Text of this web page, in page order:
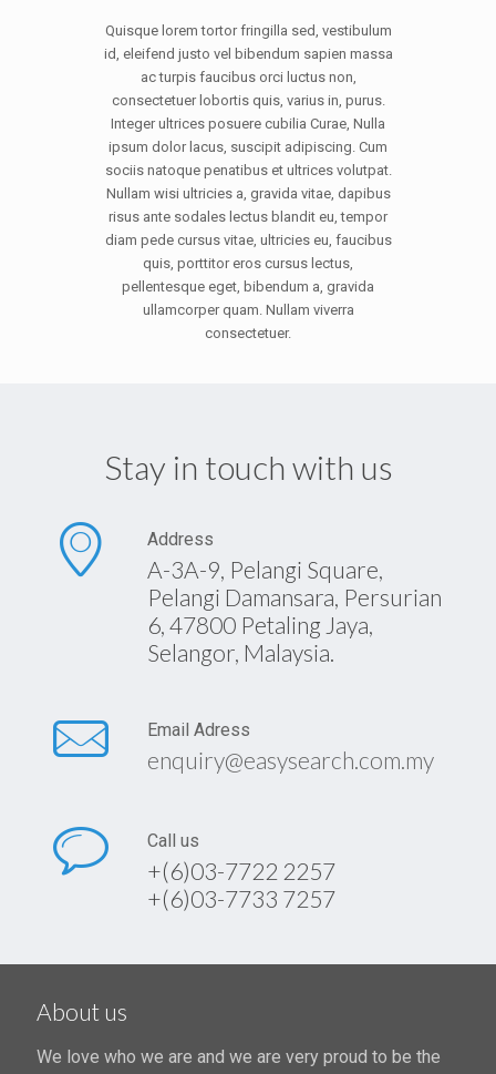
Quisque lorem tortor fringilla sed, vestibulum
id, eleifend justo vel bibendum sapien massa
ac turpis faucibus orci luctus non,
consectetuer lobortis quis, varius in, purus.
Integer ultrices posuere cubilia Curae, Nulla
ipsum dolor lacus, suscipit adipiscing. Cum
sociis natoque penatibus et ultrices volutpat.
Nullam wisi ultricies a, gravida vitae, dapibus
risus ante sodales lectus blandit eu, tempor
diam pede cursus vitae, ultricies eu, faucibus
quis, porttitor eros cursus lectus,
pellentesque eget, bibendum a, gravida
ullamcorper quam. Nullam viverra
consectetuer.
Stay in touch with us
Address
A-3A-9, Pelangi Square,
Pelangi Damansara, Persurian
6, 47800 Petaling Jaya,
Selangor, Malaysia.
Email Adress
enquiry@easysearch.com.my
Call us
+(6)03-7722 2257
+(6)03-7733 7257
About us
We love who we are and we are very proud to be the